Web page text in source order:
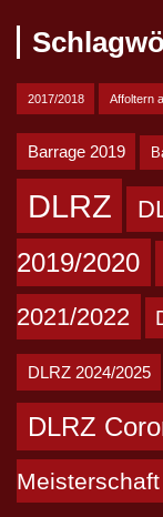
2017/2018 Affoltern
Barrage 2019
DLRZ
2019/2020
2021/2022
DLRZ 2024/2025
DLRZ
Meisterschaft